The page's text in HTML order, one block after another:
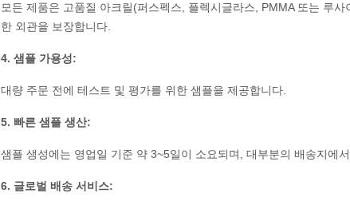
모든 제품은 고품질 아크릴(퍼스펙스, 플렉시글라스, PMMA 또는 루
한 외관을 보장합니다.
4. 샘플 가용성:
대량 주문 전에 테스트 및 평가를 위한 샘플을 제공합니다.
5. 빠른 샘플 생산:
샘플 생성에는 영업일 기준 약 3~5일이 소요되며, 대부분의 배송지에
6. 글로벌 배송 서비스: